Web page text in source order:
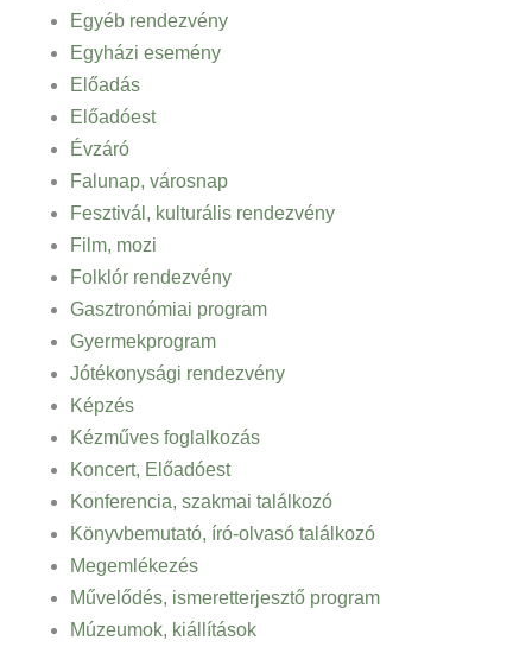
Egyéb rendezvény
Egyházi esemény
Előadás
Előadóest
Évzáró
Falunap, városnap
Fesztivál, kulturális rendezvény
Film, mozi
Folklór rendezvény
Gasztronómiai program
Gyermekprogram
Jótékonysági rendezvény
Képzés
Kézműves foglalkozás
Koncert, Előadóest
Konferencia, szakmai találkozó
Könyvbemutató, író-olvasó találkozó
Megemlékezés
Művelődés, ismeretterjesztő program
Múzeumok, kiállítások